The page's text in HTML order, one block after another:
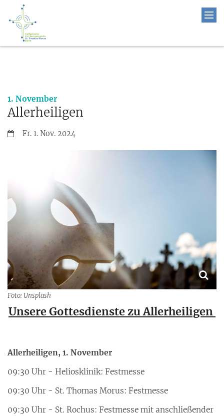
1. November:
Allerheiligen
Datum:Fr. 1. Nov. 2024
Foto: Unsplash
Unsere Gottesdienste zu Allerheiligen
Allerheiligen, 1. November
09:30 Uhr - Heliosklinik: Festmesse
09:30 Uhr - St. Thomas Morus: Festmesse
09:30 Uhr - St. Rochus: Festmesse mit anschließender